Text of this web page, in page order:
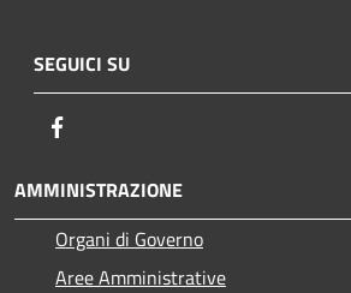
SEGUICI SU
AMMINISTRAZIONE
Organi di Governo
Aree Amministrative